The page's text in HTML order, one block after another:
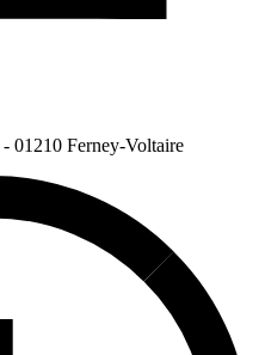
- 01210 Ferney-Voltaire